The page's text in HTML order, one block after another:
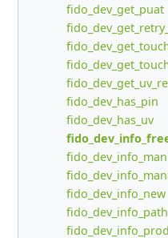
fido_dev_get_puat
fido_dev_has_pin
fido_dev_has_uv
fido_dev_info_new
fido_dev_info_path